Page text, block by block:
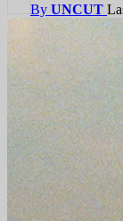
By UNCUT